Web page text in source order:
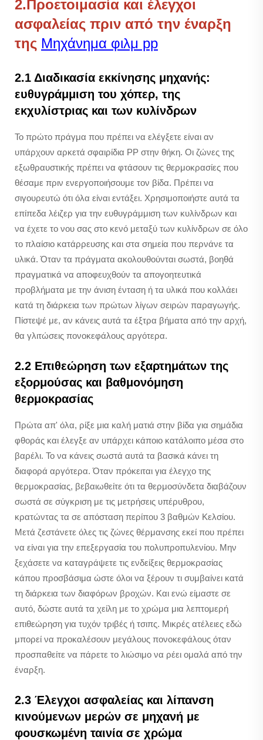
2.Προετοιμασία και έλεγχοι
ασφαλείας πριν από την έναρξη
της Μηχάνημα φιλμ pp
2.1 Διαδικασία εκκίνησης μηχανής:
ευθυγράμμιση του χόπερ, της
εκχυλίστριας και των κυλίνδρων
Το πρώτο πράγμα που πρέπει να ελέγξετε είναι αν
υπάρχουν αρκετά σφαιρίδια PP στην θήκη. Οι ζώνες της
εξωθραυστικής πρέπει να φτάσουν τις θερμοκρασίες που
θέσαμε πριν ενεργοποιήσουμε τον βίδα. Πρέπει να
σιγουρευτώ ότι όλα είναι εντάξει. Χρησιμοποιήστε αυτά τα
επίπεδα λέιζερ για την ευθυγράμμιση των κυλίνδρων και
να έχετε το νου σας στο κενό μεταξύ των κυλίνδρων σε όλο
το πλαίσιο κατάρρευσης και στα σημεία που περνάνε τα
υλικά. Όταν τα πράγματα ακολουθούνται σωστά, βοηθά
πραγματικά να αποφευχθούν τα απογοητευτικά
προβλήματα με την άνιση ένταση ή τα υλικά που κολλάει
κατά τη διάρκεια των πρώτων λίγων σειρών παραγωγής.
Πίστεψέ με, αν κάνεις αυτά τα έξτρα βήματα από την αρχή,
θα γλιτώσεις πονοκεφάλους αργότερα.
2.2 Επιθεώρηση των εξαρτημάτων της
εξορμούσας και βαθμονόμηση
θερμοκρασίας
Πρώτα απ' όλα, ρίξε μια καλή ματιά στην βίδα για σημάδια
φθοράς και έλεγξε αν υπάρχει κάποιο κατάλοιπο μέσα στο
βαρέλι. Το να κάνεις σωστά αυτά τα βασικά κάνει τη
διαφορά αργότερα. Όταν πρόκειται για έλεγχο της
θερμοκρασίας, βεβαιωθείτε ότι τα θερμοσύνδετα διαβάζουν
σωστά σε σύγκριση με τις μετρήσεις υπέρυθρου,
κρατώντας τα σε απόσταση περίπου 3 βαθμών Κελσίου.
Μετά ζεστάνετε όλες τις ζώνες θέρμανσης εκεί που πρέπει
να είναι για την επεξεργασία του πολυπροπυλενίου. Μην
ξεχάσετε να καταγράψετε τις ενδείξεις θερμοκρασίας
κάπου προσβάσιμα ώστε όλοι να ξέρουν τι συμβαίνει κατά
τη διάρκεια των διαφόρων βροχών. Και ενώ είμαστε σε
αυτό, δώστε αυτά τα χείλη με το χρώμα μια λεπτομερή
επιθεώρηση για τυχόν τριβές ή τσιπς. Μικρές ατέλειες εδώ
μπορεί να προκαλέσουν μεγάλους πονοκεφάλους όταν
προσπαθείτε να πάρετε το λιώσιμο να ρέει ομαλά από την
έναρξη.
2.3 Έλεγχοι ασφαλείας και λίπανση
κινούμενων μερών σε μηχανή με
φουσκωμένη ταινία σε χρώμα